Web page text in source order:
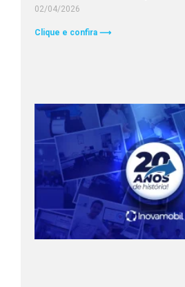
02/04/2026
Clique e confira ⟶